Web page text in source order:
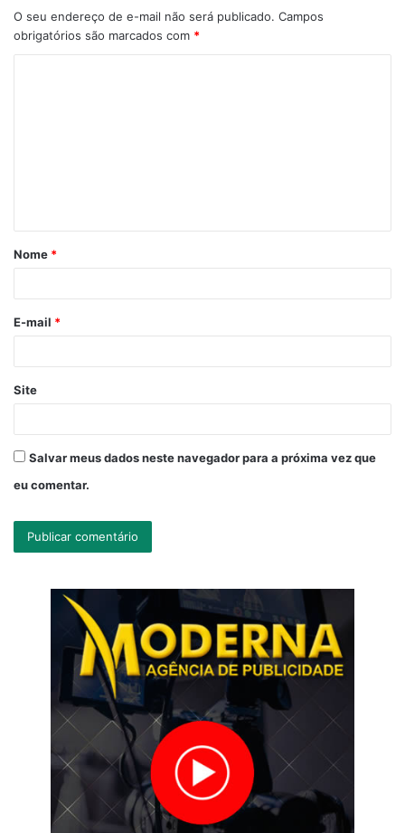
O seu endereço de e-mail não será publicado. Campos
obrigatórios são marcados com *
á
r
*
Nome *
E-mail *
Site
Salvar meus dados neste navegador para a próxima vez que
eu comentar.